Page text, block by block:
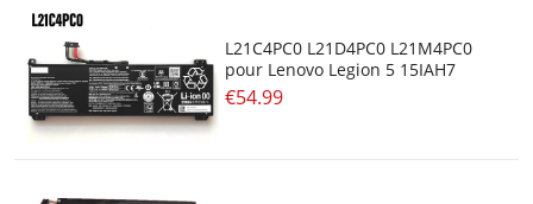
L21C4PC0 L21D4PC0 L21M4PC0
pour Lenovo Legion 5 15IAH7
€54.99